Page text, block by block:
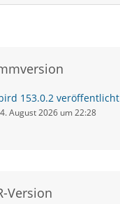
153.0.2 veröffentlicht
4. August 2026 um 22:28
Version